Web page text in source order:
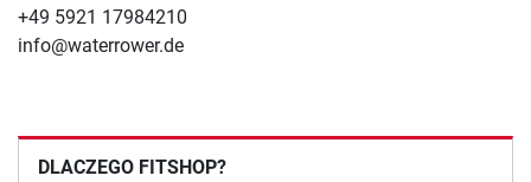
+49 5921 17984210
info@waterrower.de
DLACZEGO FITSHOP?